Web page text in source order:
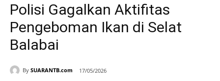
Polisi Gagalkan Aktifitas
Pengeboman Ikan di Selat
Balabai
By SUARANTB.com 17/05/2026